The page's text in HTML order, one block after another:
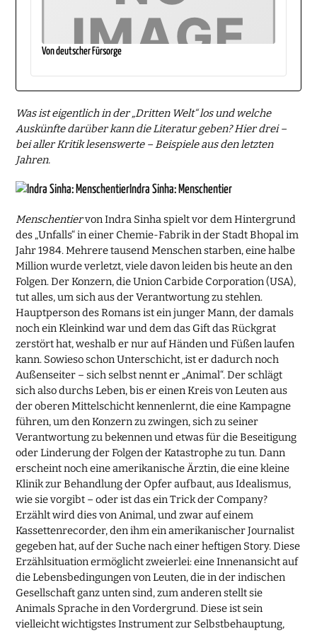
Von deutscher Fürsorge
Was ist eigentlich in der „Dritten Welt“ los und welche
Auskünfte darüber kann die Literatur geben? Hier drei –
bei aller Kritik lesenswerte – Beispiele aus den letzten
Jahren.
Indra Sinha: Menschentier
Menschentiervon Indra Sinha spielt vor dem Hintergrund
des „Unfalls“ in einer Chemie-Fabrik in der Stadt Bhopal im
Jahr 1984. Mehrere tausend Menschen starben, eine halbe
Million wurde verletzt, viele davon leiden bis heute an den
Folgen. Der Konzern, die Union Carbide Corporation (USA),
tut alles, um sich aus der Verantwortung zu stehlen.
Hauptperson des Romans ist ein junger Mann, der damals
noch ein Kleinkind war und dem das Gift das Rückgrat
zerstört hat, weshalb er nur auf Händen und Füßen laufen
kann. Sowieso schon Unterschicht, ist er dadurch noch
Außenseiter – sich selbst nennt er „Animal“. Der schlägt
sich also durchs Leben, bis er einen Kreis von Leuten aus
der oberen Mittelschicht kennenlernt, die eine Kampagne
führen, um den Konzern zu zwingen, sich zu seiner
Verantwortung zu bekennen und etwas für die Beseitigung
oder Linderung der Folgen der Katastrophe zu tun. Dann
erscheint noch eine amerikanische Ärztin, die eine kleine
Klinik zur Behandlung der Opfer aufbaut, aus Idealismus,
wie sie vorgibt – oder ist das ein Trick der Company?
Erzählt wird dies von Animal, und zwar auf einem
Kassettenrecorder, den ihm ein amerikanischer Journalist
gegeben hat, auf der Suche nach einer heftigen Story. Diese
Erzählsituation ermöglicht zweierlei: eine Innenansicht auf
die Lebensbedingungen von Leuten, die in der indischen
Gesellschaft ganz unten sind, zum anderen stellt sie
Animals Sprache in den Vordergrund. Diese ist sein
vielleicht wichtigstes Instrument zur Selbstbehauptung,